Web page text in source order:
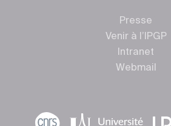
Presse
Venir à l’IPGP
Intranet
Webmail